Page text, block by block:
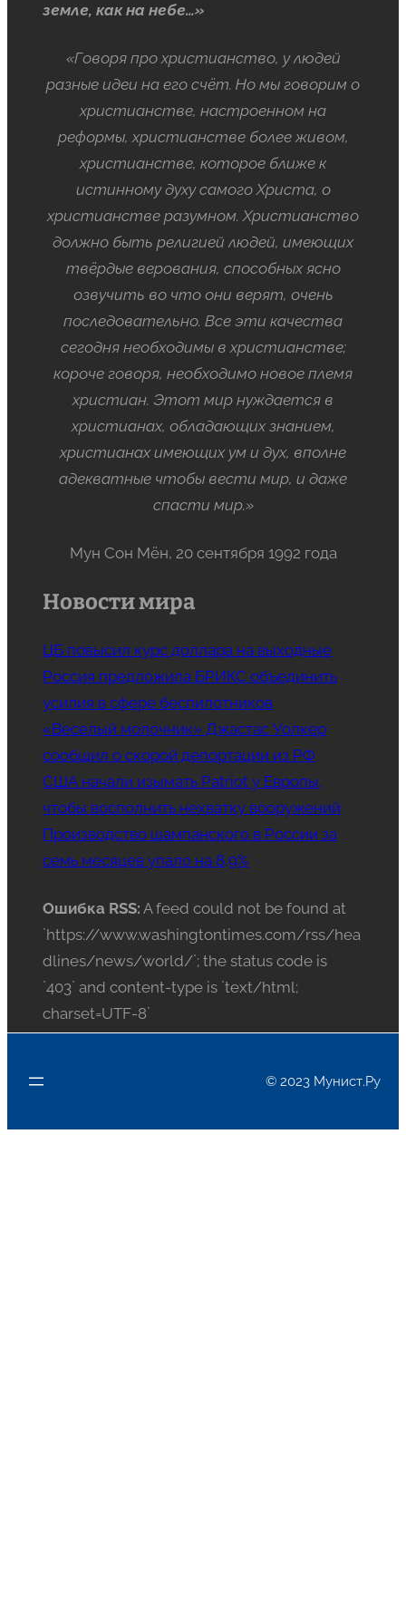
земле, как на небе…»
«Говоря про христианство, у людей
разные идеи на его счёт. Но мы говорим о
христианстве, настроенном на
реформы, христианстве более живом,
христианстве, которое ближе к
истинному духу самого Христа, о
христианстве разумном. Христианство
должно быть религией людей, имеющих
твёрдые верования, способных ясно
озвучить во что они верят, очень
последовательно. Все эти качества
сегодня необходимы в христианстве;
короче говоря, необходимо новое племя
христиан. Этот мир нуждается в
христианах, обладающих знанием,
христианах имеющих ум и дух, вполне
адекватные чтобы вести мир, и даже
спасти мир.»
Мун Сон Мён, 20 сентября 1992 года
Новости мира
ЦБ повысил курс доллара на выходные
Россия предложила БРИКС объединить
усилия в сфере беспилотников
«Веселый молочник» Джастас Уолкер
сообщил о скорой депортации из РФ
США начали изымать Patriot у Европы,
чтобы восполнить нехватку вооружений
Производство шампанского в России за
семь месяцев упало на 8,9%
Ошибка RSS: A feed could not be found at
`https://www.washingtontimes.com/rss/hea
dlines/news/world/`; the status code is
`403` and content-type is `text/html;
charset=UTF-8`
© 2023 Мунист.Ру